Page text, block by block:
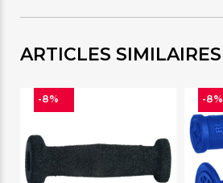
ARTICLES SIMILAIRES
-8% -8%